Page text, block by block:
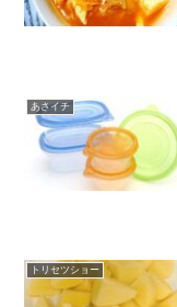
あさイチ
トリセツショー